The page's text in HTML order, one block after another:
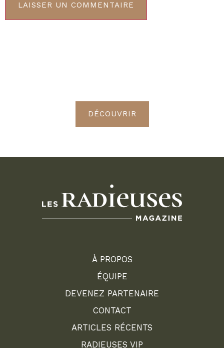
DÉCOUVRIR
À PROPOS
ÉQUIPE
DEVENEZ PARTENAIRE
CONTACT
ARTICLES RÉCENTS
RADIEUSES VIP